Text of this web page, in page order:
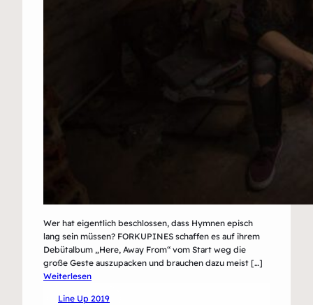
Wer hat eigentlich beschlossen, dass Hymnen episch
lang sein müssen? FORKUPINES schaffen es auf ihrem
Debütalbum „Here, Away From“ vom Start weg die
große Geste auszupacken und brauchen dazu meist […]
Weiterlesen:
Line Up 2019